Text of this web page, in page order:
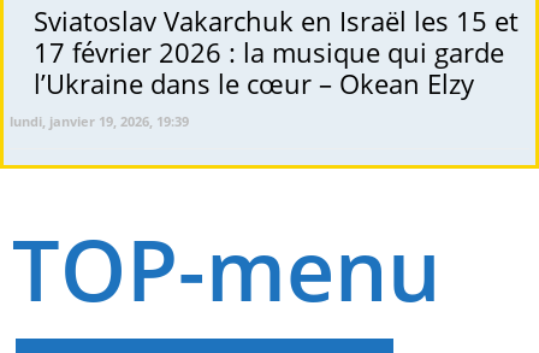
Sviatoslav Vakarchuk en Israël les 15 et
17 février 2026 : la musique qui garde
l’Ukraine dans le cœur – Okean Elzy
lundi, janvier 19, 2026, 19:39
TOP-menu